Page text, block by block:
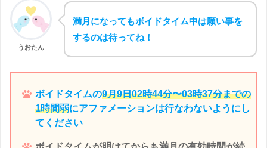
うおたん
満月になってもボイドタイム中は願い事を
するのは待ってね！
ボイドタイムの9月9日02時44分〜03時37分までの
1時間弱にアファメーションは行なわないようにし
てください